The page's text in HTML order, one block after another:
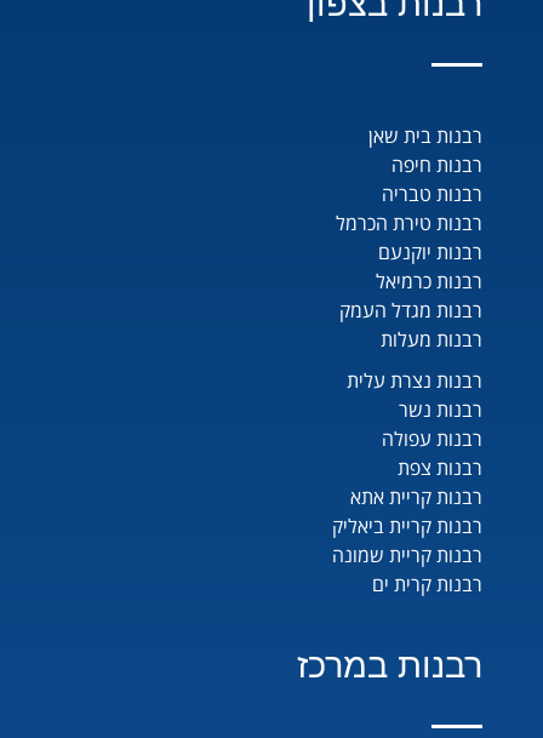
רבנות בית שאן
רבנות חיפה
רבנות טבריה
רבנות טירת הכרמל
רבנות יוקנעם
רבנות כרמיאל
רבנות מגדל העמק
רבנות מעלות
רבנות נצרת עלית
רבנות נשר
רבנות עפולה
רבנות צפת
רבנות קריית אתא
רבנות קריית ביאליק
רבנות קריית שמונה
רבנות קרית ים
רבנות במרכז